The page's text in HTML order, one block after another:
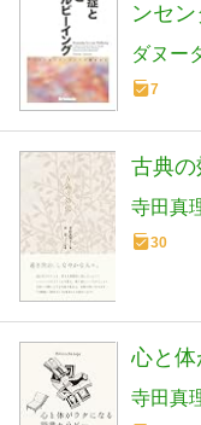
ンセ
ダヌー
7
古典の
寺田真
30
心と
寺田真